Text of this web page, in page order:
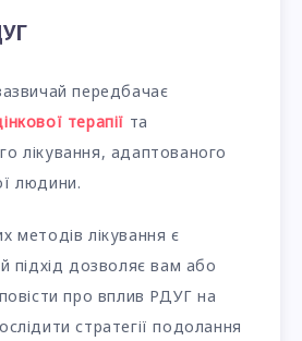
передбачає
терапії та
лікування, адаптованого
людини.
методів лікування є
підхід дозволяє вам або
про вплив РДУГ на
стратегії подолання